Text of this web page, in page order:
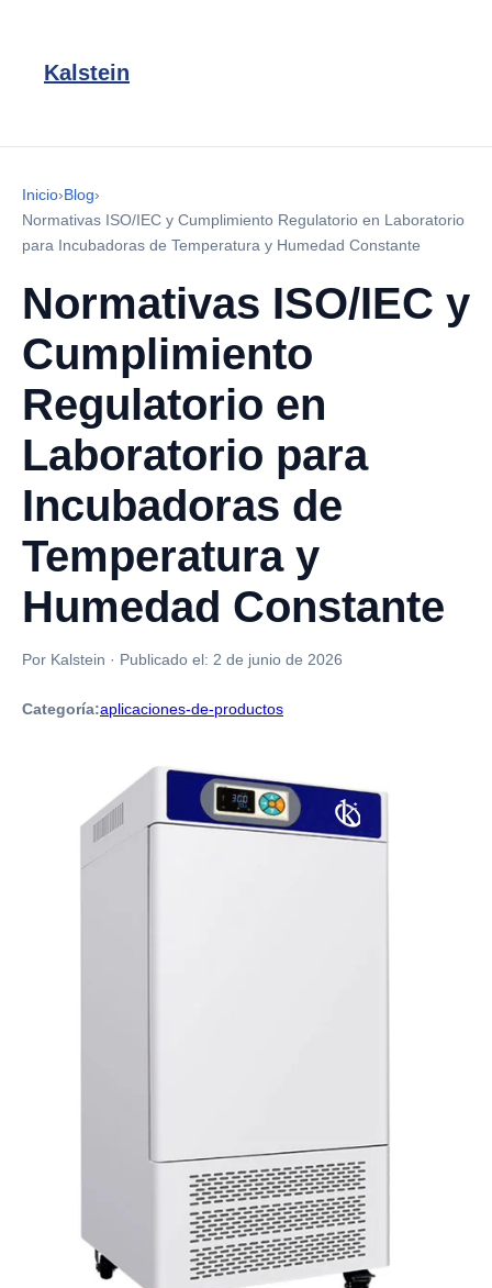
Kalstein
Inicio›Blog›
Normativas ISO/IEC y Cumplimiento Regulatorio en Laboratorio
para Incubadoras de Temperatura y Humedad Constante
Normativas ISO/IEC y
Cumplimiento
Regulatorio en
Laboratorio para
Incubadoras de
Temperatura y
Humedad Constante
Por Kalstein · Publicado el: 2 de junio de 2026
Categoría:aplicaciones-de-productos